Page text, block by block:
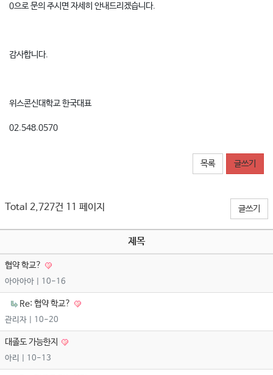
0으로 문의 주시면 자세히 안내드리겠습니다.
감사합니다.
위스콘신대학교 한국대표
02.548.0570
목록 글쓰기
Total 2,727건 11 페이지 글쓰기
제목
협약 학교?
아아아아 | 10-16
Re: 협약 학교?
관리자 | 10-20
대졸도 가능한지
아리 | 10-13